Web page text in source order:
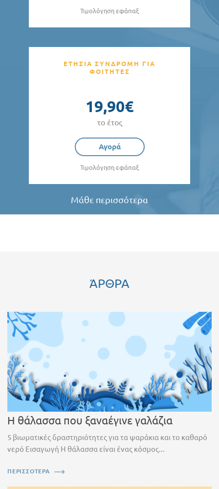
Τιμολόγηση εφάπαξ
ΕΤΗΣΙΑ ΣΥΝΔΡΟΜΗ ΓΙΑ
ΦΟΙΤΗΤΕΣ
19,90€
το έτος
Αγορά
Τιμολόγηση εφάπαξ
Μάθε περισσότερα
ΆΡΘΡΑ
Η θάλασσα που ξαναέγινε γαλάζια
5 βιωματικές δραστηριότητες για τα ψαράκια και το καθαρό
νερό Εισαγωγή Η θάλασσα είναι ένας κόσμος...
ΠΕΡΙΣΣΟΤΕΡΑ